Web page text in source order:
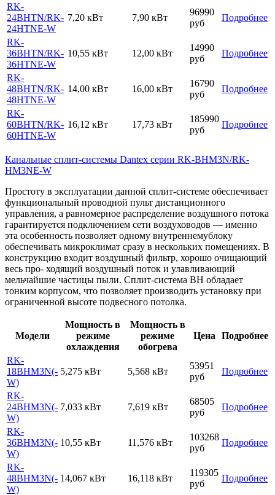
RK-
24BHTN/RK-
24HTNE-W
7,20 кВт 7,90 кВт
96990
руб
Подробнее
RK-
36BHTN/RK-
36HTNE-W
10,55 кВт 12,00 кВт
14990
руб
Подробнее
RK-
48BHTN/RK-
48HTNE-W
14,00 кВт 16,00 кВт
16790
руб
Подробнее
RK-
60BHTN/RK-
60HTNE-W
16,12 кВт 17,73 кВт
185990
руб
Подробнее
Канальные сплит-системы Dantex серии RK-BHM3N/RK-
HM3NE-W
Простоту в эксплуатации данной сплит-системе обеспечивает
функциональный проводной пульт дистанционного
управления, а равномерное распределение воздушного потока
гарантируется подключением сети воздуховодов — именно
эта особенность позволяет одному внутреннемублоку
обеспечивать микроклимат сразу в нескольких помещениях. В
конструкцию входит воздушный фильтр, хорошо очищающий
весь про- ходящий воздушный поток и улавливающий
мельчайшие частицы пыли. Сплит-система BH обладает
тонким корпусом, что позволяет производить установку при
ограниченной высоте подвесного потолка.
Модели
Мощность в
режиме
охлаждения
Мощность в
режиме
обогрева
Цена Подробнее
RK-
18BHM3N(-
W)
5,275 кВт 5,568 кВт
53951
руб
Подробнее
RK-
24BHM3N(-
W)
7,033 кВт 7,619 кВт
68505
руб
Подробнее
RK-
36BHM3N(-
W)
10,55 кВт 11,576 кВт
103268
руб
Подробнее
RK-
48BHM3N(-
W)
14,067 кВт 16,118 кВт
119305
руб
Подробнее